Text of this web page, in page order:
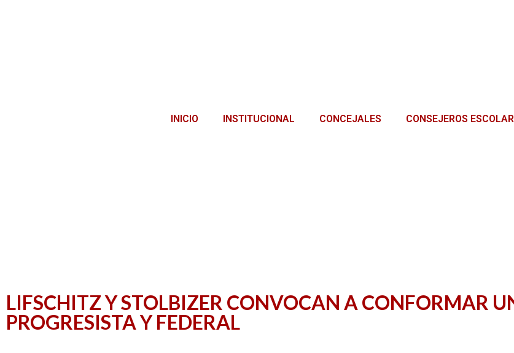
INICIO INSTITUCIONAL CONCEJALES CONSEJEROS
LIFSCHITZ Y STOLBIZER CONVOCAN A CONFORMAR
PROGRESISTA Y FEDERAL